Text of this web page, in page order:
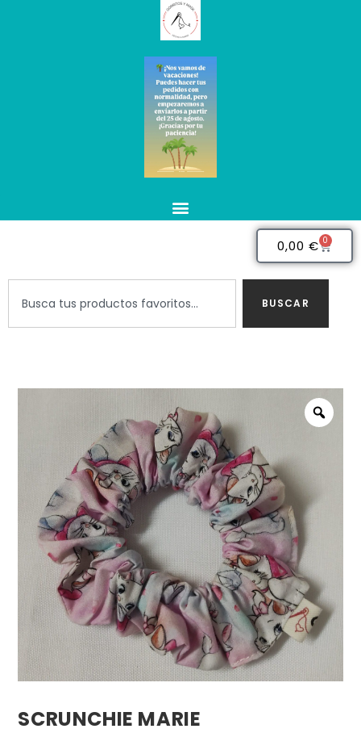
0,00 € 0
BUSCAR
SCRUNCHIE MARIE